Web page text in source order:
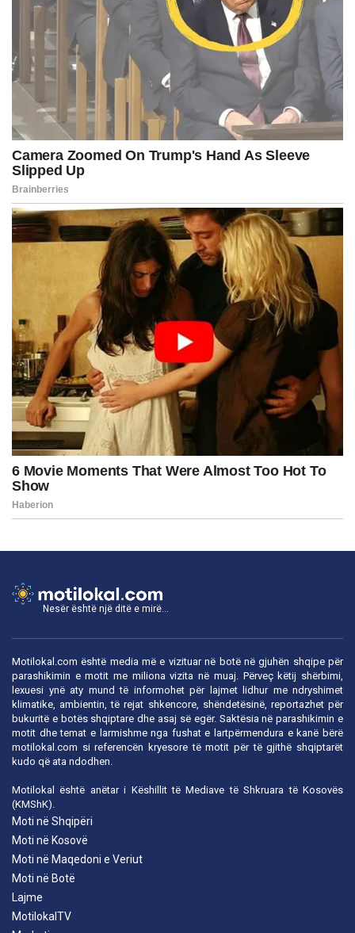
Nesër është një ditë e mirë...
Motilokal.com është media më e vizituar në botë në gjuhën shqipe për
parashikimin e motit me miliona vizita në muaj. Përveç këtij shërbimi,
lexuesi ynë aty mund të informohet për lajmet lidhur me ndryshimet
klimatike, ambientin, të rejat shkencore, shëndetësinë, reportazhet për
bukuritë e botës shqiptare dhe asaj së egër. Saktësia në parashikimin e
motit dhe temat e larmishme nga fushat e lartpërmendura e kanë bërë
motilokal.com si referencën kryesore të motit për të gjithë shqiptarët
kudo që ata ndodhen.
Motilokal është anëtar i Këshillit të Mediave të Shkruara të Kosovës
(KMShK).
Moti në Shqipëri
Moti në Kosovë
Moti në Maqedoni e Veriut
Moti në Botë
Lajme
MotilokalTV